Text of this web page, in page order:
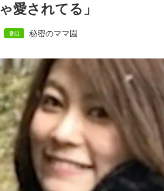
ゃ愛されてる」
秘密のママ園